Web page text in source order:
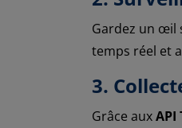
Gardez un œil
temps réel et
3.
Grâce auxAPI